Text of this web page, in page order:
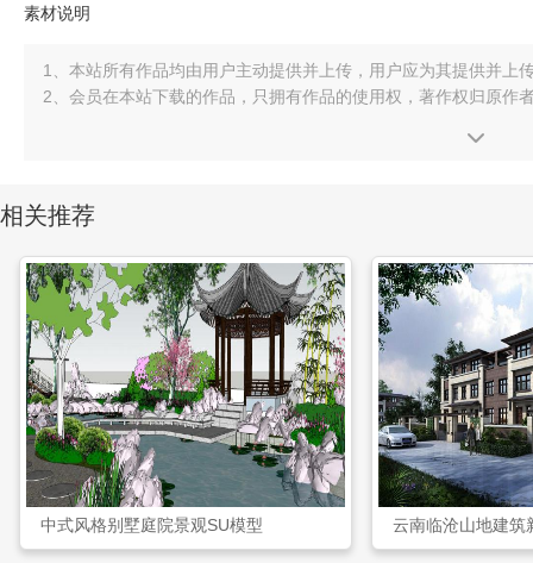
素材说明
1、本站所有作品均由用户主动提供并上传，用户应为其提供并上
2、会员在本站下载的作品，只拥有作品的使用权，著作权归原作
相关推荐
中式风格别墅庭院景观SU模型 云南临沧山地建筑